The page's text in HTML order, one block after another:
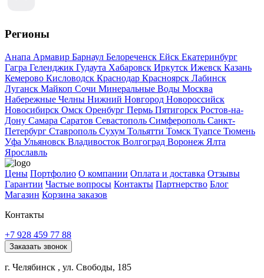
Регионы
Анапа Армавир Барнаул Белореченск Ейск Екатеринбург
Гагра Геленджик Гудаута Хабаровск Иркутск Ижевск Казань
Кемерово Кисловодск Краснодар Красноярск Лабинск
Луганск Майкоп Сочи Минеральные Воды Москва
Набережные Челны Нижний Новгород Новороссийск
Новосибирск Омск Оренбург Пермь Пятигорск Ростов-на-
Дону Самара Саратов Севастополь Симферополь Санкт-
Петербург Ставрополь Сухум Тольятти Томск Туапсе Тюмень
Уфа Ульяновск Владивосток Волгоград Воронеж Ялта
Ярославль
Цены Портфолио О компании Оплата и доставка Отзывы
Гарантии Частые вопросы Контакты Партнерство Блог
Магазин Корзина заказов
Контакты
+7 928 459 77 88
Заказать звонок
г. Челябинск , ул. Свободы, 185